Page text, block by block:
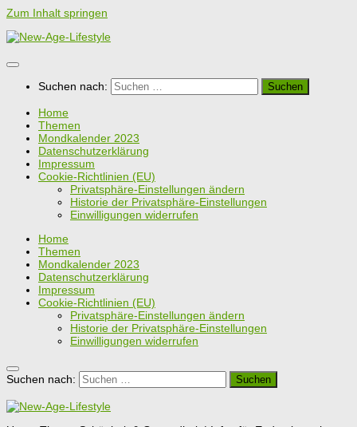
Zum Inhalt springen
Suchen nach:
Home
Themen
Mondkalender 2023
Datenschutzerklärung
Impressum
Cookie-Richtlinien (EU)
Privatsphäre-Einstellungen ändern
Historie der Privatsphäre-Einstellungen
Einwilligungen widerrufen
Home
Themen
Mondkalender 2023
Datenschutzerklärung
Impressum
Cookie-Richtlinien (EU)
Privatsphäre-Einstellungen ändern
Historie der Privatsphäre-Einstellungen
Einwilligungen widerrufen
Suchen nach: